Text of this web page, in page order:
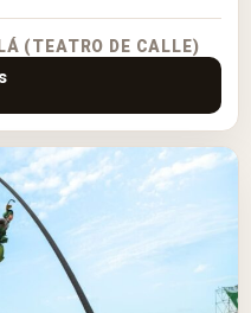
(TEATRO DE CALLE)